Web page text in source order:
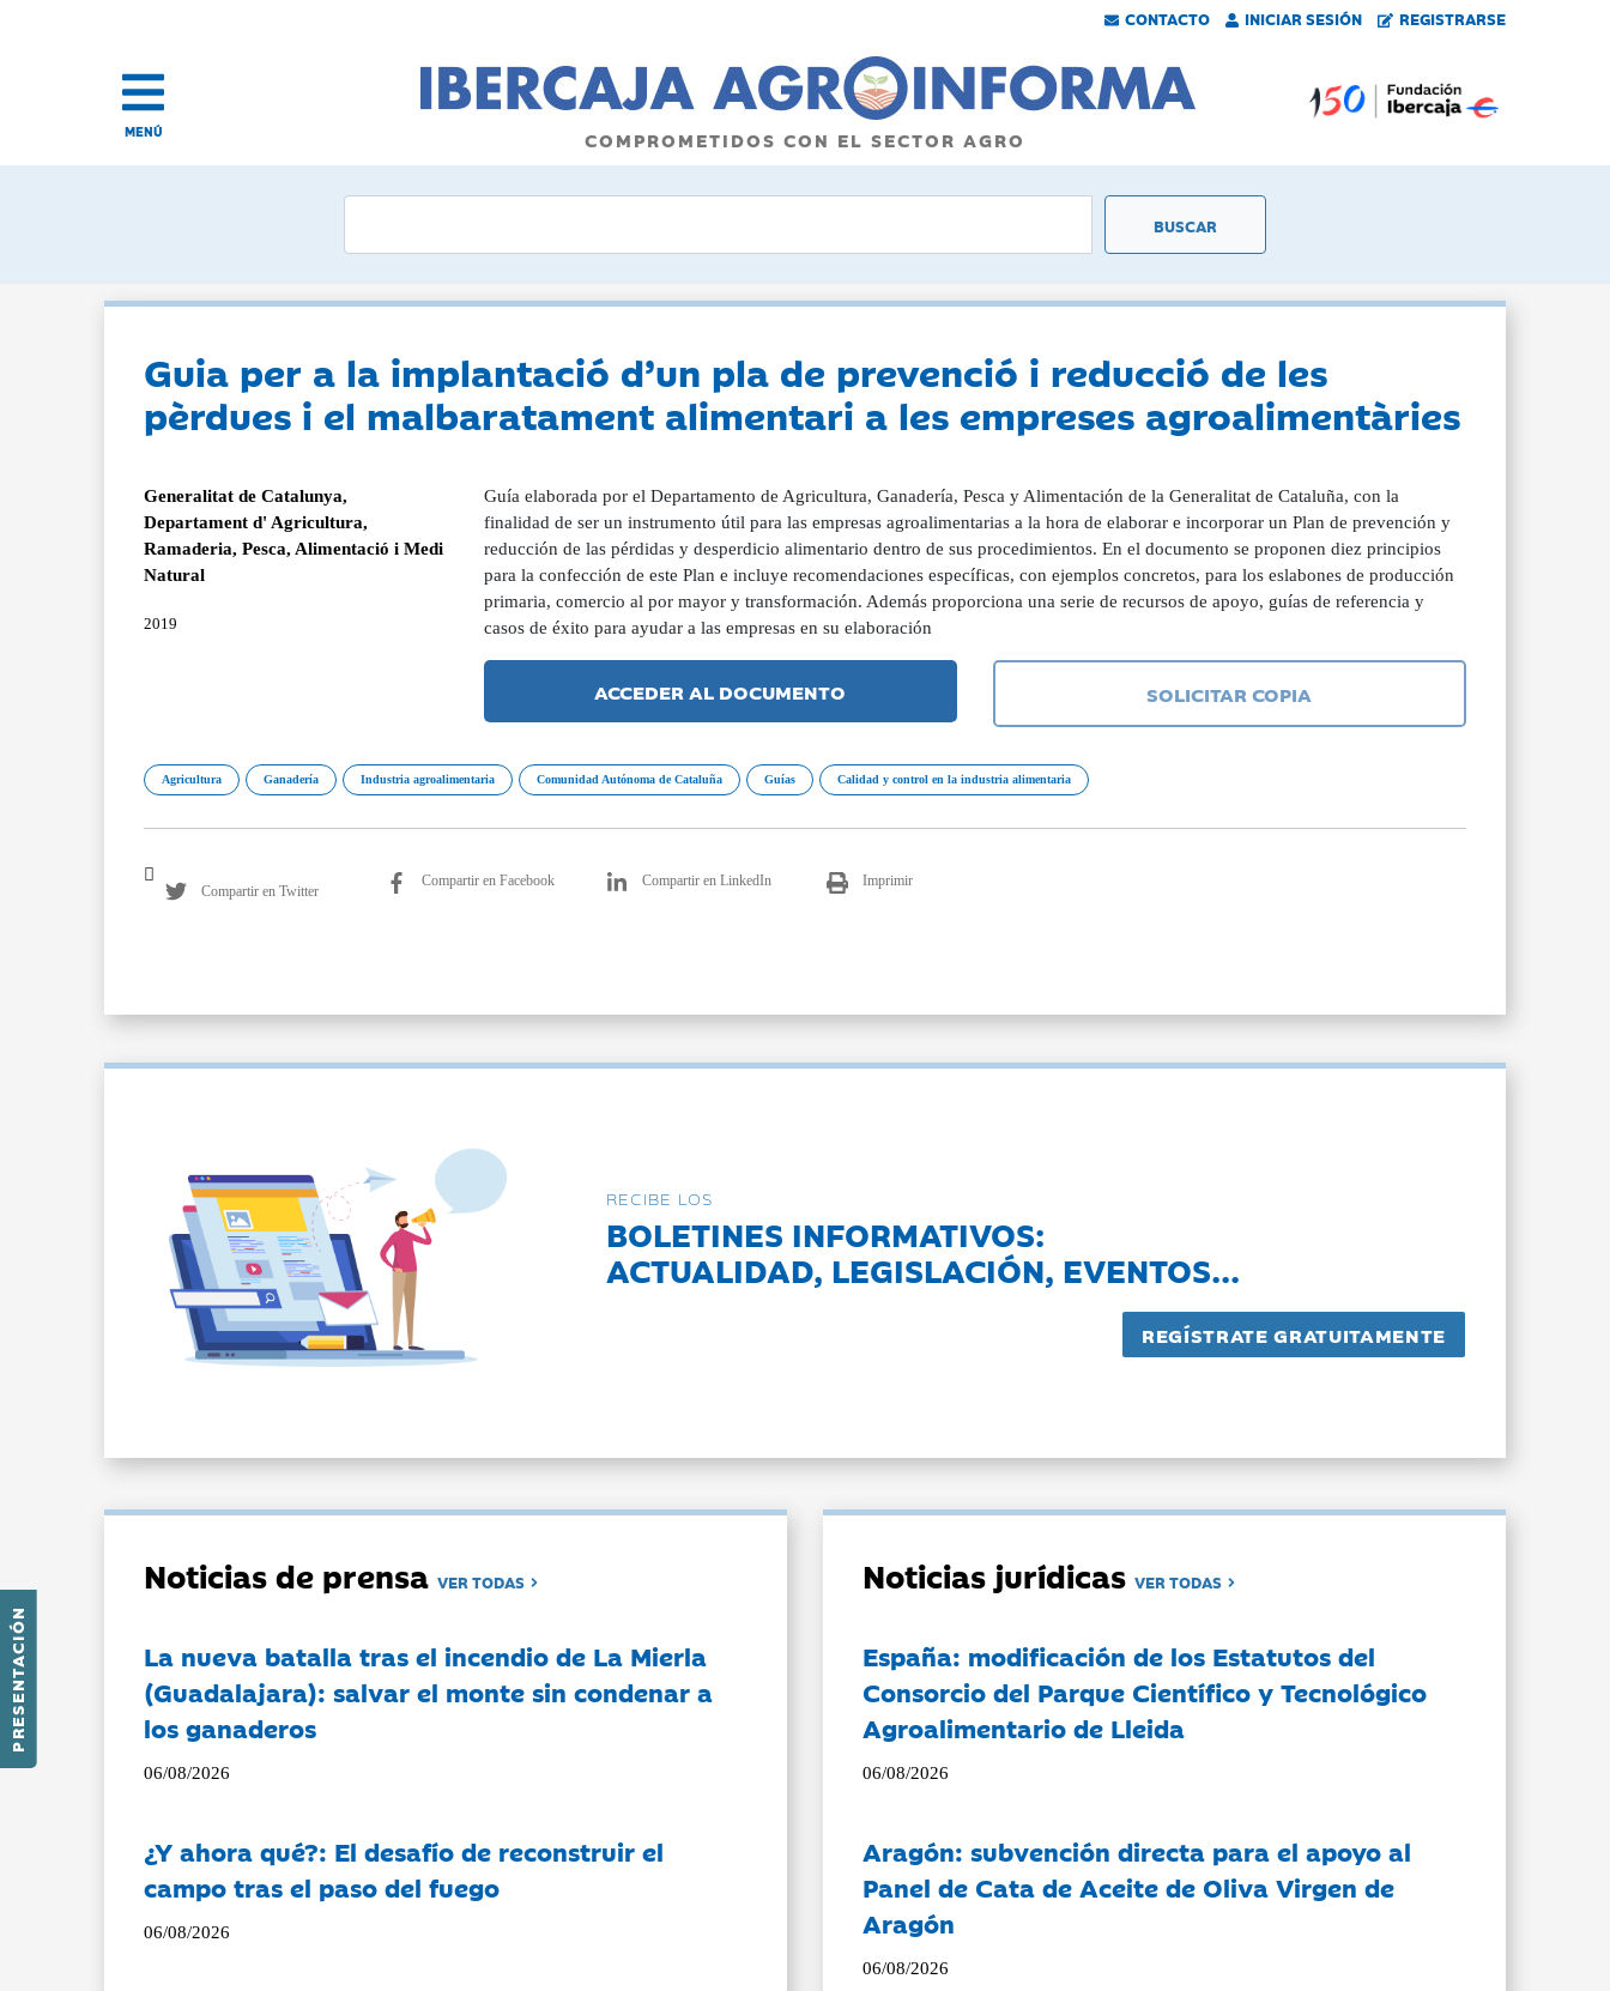
CONTACTO INICIAR SESIÓN REGISTRARSE
PRESENTACIÓN
MENÚ COMPROMETIDOS CON EL SECTOR AGRO
Guia per a la implantació d’un pla de prevenció i reducció de les
pèrdues i el malbaratament alimentari a les empreses agroalimentàries
Generalitat de Catalunya,
Departament d' Agricultura,
Ramaderia, Pesca, Alimentació i Medi
Natural
2019
Guía elaborada por el Departamento de Agricultura, Ganadería, Pesca y Alimentación de la Generalitat de Cataluña, con la
finalidad de ser un instrumento útil para las empresas agroalimentarias a la hora de elaborar e incorporar un Plan de prevención y
reducción de las pérdidas y desperdicio alimentario dentro de sus procedimientos. En el documento se proponen diez principios
para la confección de este Plan e incluye recomendaciones específicas, con ejemplos concretos, para los eslabones de producción
primaria, comercio al por mayor y transformación. Además proporciona una serie de recursos de apoyo, guías de referencia y
casos de éxito para ayudar a las empresas en su elaboración
ACCEDER AL DOCUMENTO SOLICITAR COPIA
Agricultura Ganadería Industria agroalimentaria Comunidad Autónoma de Cataluña Guías Calidad y control en la industria alimentaria
Compartir en Twitter
Compartir en Facebook Compartir en LinkedIn Imprimir
RECIBE LOS
BOLETINES INFORMATIVOS:
ACTUALIDAD, LEGISLACIÓN, EVENTOS...
Noticias de prensaVER TODAS
La nueva batalla tras el incendio de La Mierla
(Guadalajara): salvar el monte sin condenar a
los ganaderos
06/08/2026
¿Y ahora qué?: El desafío de reconstruir el
campo tras el paso del fuego
06/08/2026
Noticias jurídicasVER TODAS
España: modificación de los Estatutos del
Consorcio del Parque Científico y Tecnológico
Agroalimentario de Lleida
06/08/2026
Aragón: subvención directa para el apoyo al
Panel de Cata de Aceite de Oliva Virgen de
Aragón
06/08/2026